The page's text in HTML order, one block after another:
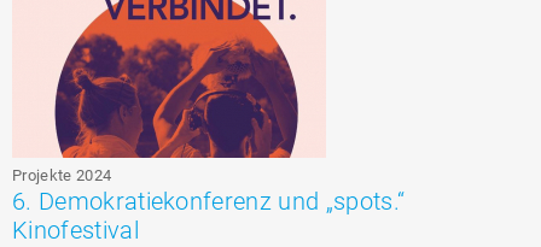
Projekte 2024
6. Demokratiekonferenz und „spots.“
Kinofestival